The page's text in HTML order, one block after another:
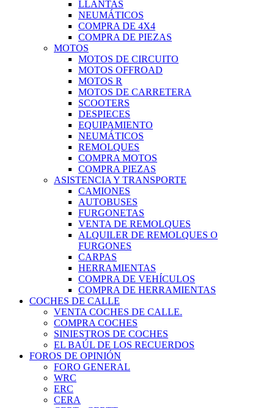
LLANTAS
NEUMÁTICOS
COMPRA DE 4X4
COMPRA DE PIEZAS
MOTOS
MOTOS DE CIRCUITO
MOTOS OFFROAD
MOTOS R
MOTOS DE CARRETERA
SCOOTERS
DESPIECES
EQUIPAMIENTO
NEUMÁTICOS
REMOLQUES
COMPRA MOTOS
COMPRA PIEZAS
ASISTENCIA Y TRANSPORTE
CAMIONES
AUTOBUSES
FURGONETAS
VENTA DE REMOLQUES
ALQUILER DE REMOLQUES O
FURGONES
CARPAS
HERRAMIENTAS
COMPRA DE VEHÍCULOS
COMPRA DE HERRAMIENTAS
COCHES DE CALLE
VENTA COCHES DE CALLE.
COMPRA COCHES
SINIESTROS DE COCHES
EL BAÚL DE LOS RECUERDOS
FOROS DE OPINIÓN
FORO GENERAL
WRC
ERC
CERA